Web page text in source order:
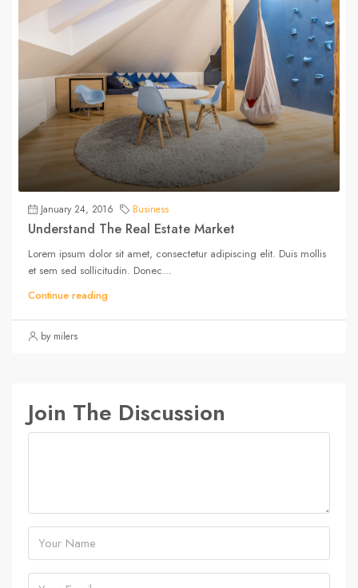
January 24, 2016 Business
Understand The Real Estate Market
Lorem ipsum dolor sit amet, consectetur adipiscing elit. Duis mollis
et sem sed sollicitudin. Donec...
Continue reading
by milers
Join The Discussion